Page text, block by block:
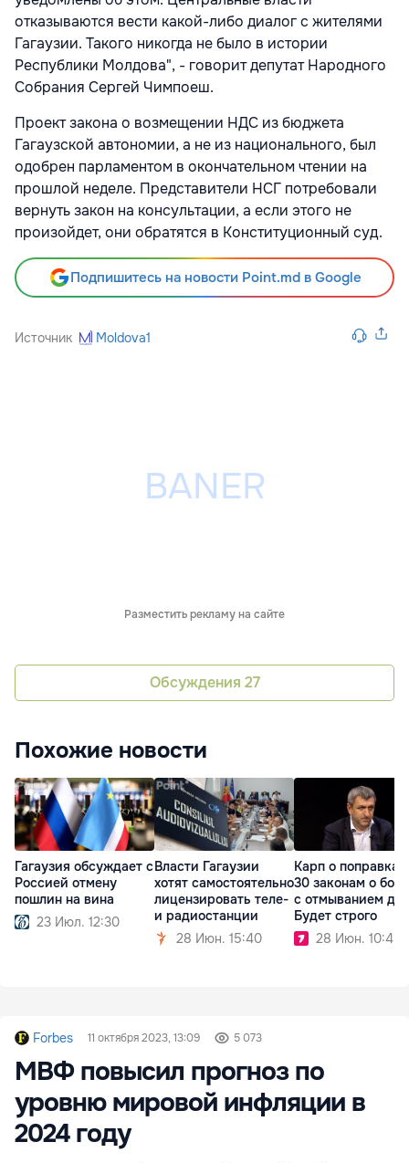
отказываются вести какой-либо диалог с жителями
Гагаузии. Такого никогда не было в истории
Республики Молдова", - говорит депутат Народного
Собрания Сергей Чимпоеш.
Проект закона о возмещении НДС из бюджета
Гагаузской автономии, а не из национального, был
одобрен парламентом в окончательном чтении на
прошлой неделе. Представители НСГ потребовали
вернуть закон на консультации, а если этого не
произойдет, они обратятся в Конституционный суд.
Подпишитесь на новости Point.md в Google
Источник Moldova1
Разместить рекламу на сайте
Обсуждения 27
Похожие новости
Гагаузия обсуждает с
Россией отмену
пошлин на вина
23 Июл. 12:30
Власти Гагаузии
хотят самостоятельно
лицензировать теле-
и радиостанции
28 Июн. 15:40
Карп о поправках
30 законам о
с отмыванием
Будет строго
28 Июн. 10:45
Forbes 11 октября 2023, 13:09 5 073
МВФ повысил прогноз по
уровню мировой инфляции в
2024 году